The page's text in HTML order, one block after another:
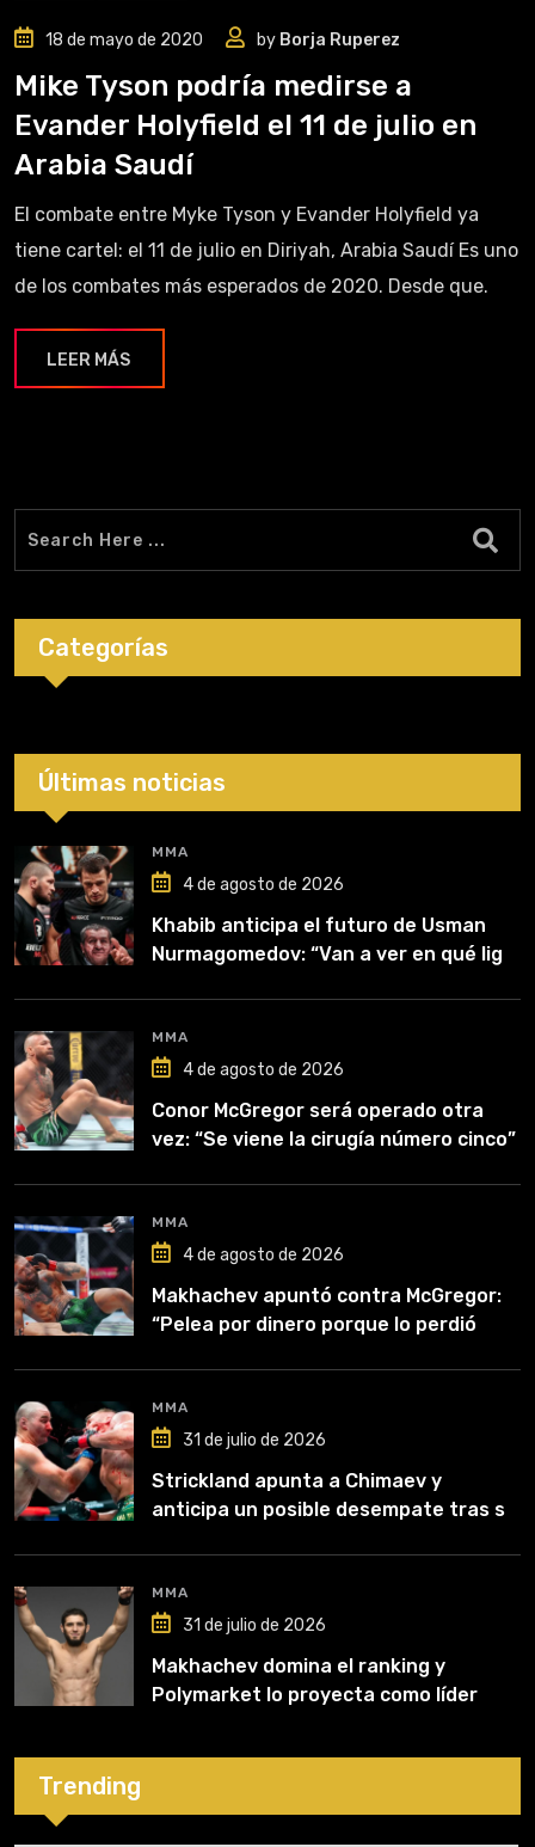
18 de mayo de 2020 by Borja Ruperez
Mike Tyson podría medirse a
Evander Holyfield el 11 de julio en
Arabia Saudí
El combate entre Myke Tyson y Evander Holyfield ya
tiene cartel: el 11 de julio en Diriyah, Arabia Saudí Es uno
de los combates más esperados de 2020. Desde que.
LEER MÁS
Categorías
Últimas noticias
MMA
4 de agosto de 2026
Khabib anticipa el futuro de Usman
Nurmagomedov: “Van a ver en qué liga
MMA
4 de agosto de 2026
Conor McGregor será operado otra
vez: “Se viene la cirugía número cinco”
MMA
4 de agosto de 2026
Makhachev apuntó contra McGregor:
“Pelea por dinero porque lo perdió
MMA
31 de julio de 2026
Strickland apunta a Chimaev y
anticipa un posible desempate tras su
MMA
31 de julio de 2026
Makhachev domina el ranking y
Polymarket lo proyecta como líder
Trending